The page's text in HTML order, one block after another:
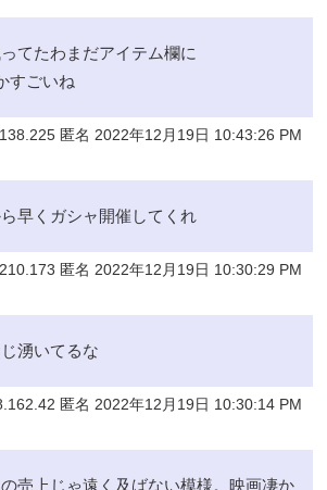
てたわまだアイテム欄に
すごいね
匿名 2022年12月19日 10:43:26 PM
早くガシャ開催してくれ
匿名 2022年12月19日 10:30:29 PM
湧いてるな
匿名 2022年12月19日 10:30:14 PM
売上じゃ遠く及ばない模様。映画凄か